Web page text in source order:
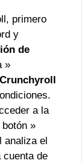
primero
y
de
»
Crunchyroll
a la
»
analiza el
cuenta de